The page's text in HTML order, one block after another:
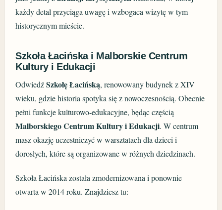
każdy detal przyciąga uwagę i wzbogaca wizytę w tym
historycznym mieście.
Szkoła Łacińska i Malborskie Centrum
Kultury i Edukacji
OdwiedźSzkołę Łacińską, renowowany budynek z XIV
wieku, gdzie historia spotyka się z nowoczesnością. Obecnie
pełni funkcje kulturowo-edukacyjne, będąc częścią
Malborskiego Centrum Kultury i Edukacji. W centrum
masz okazję uczestniczyć w warsztatach dla dzieci i
dorosłych, które są organizowane w różnych dziedzinach.
Szkoła Łacińska została zmodernizowana i ponownie
otwarta w 2014 roku. Znajdziesz tu: